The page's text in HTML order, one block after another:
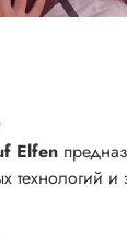
Elfen
технологий и